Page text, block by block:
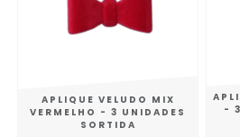
APLIQUE VELUDO MIX
VERMELHO - 3 UNIDADES
SORTIDA
-